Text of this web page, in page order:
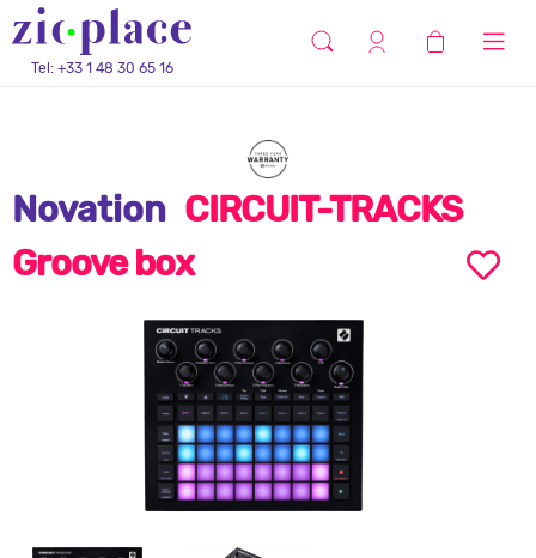
Tel: +33 1 48 30 65 16
Novation CIRCUIT-TRACKS
Groove box